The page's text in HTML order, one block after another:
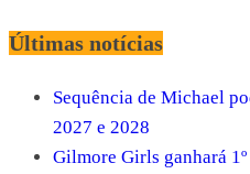
Últimas notícias
Sequência de Michael
2027 e 2028
Gilmore Girls ganhará